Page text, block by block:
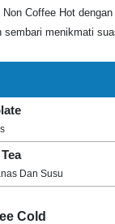
Coffee Hot
menikmati
Dan Susu
Cold